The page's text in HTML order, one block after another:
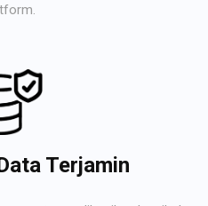
Terjamin